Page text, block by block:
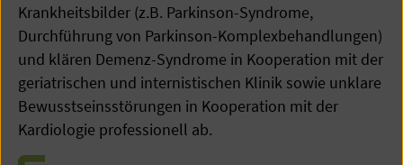
Krankheitsbilder (z.B. Parkinson-Syndrome,
Durchführung von Parkinson-Komplexbehandlungen)
und klären Demenz-Syndrome in Kooperation mit der
geriatrischen und internistischen Klinik sowie unklare
Bewusstseinsstörungen in Kooperation mit der
Kardiologie professionell ab.